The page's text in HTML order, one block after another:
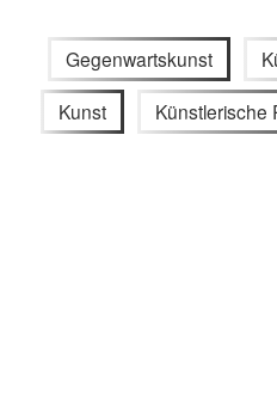
Gegenwartskunst
Kunst Künstlerische